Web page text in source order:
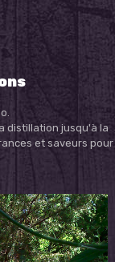
distillation jusqu'à la
et saveurs pour